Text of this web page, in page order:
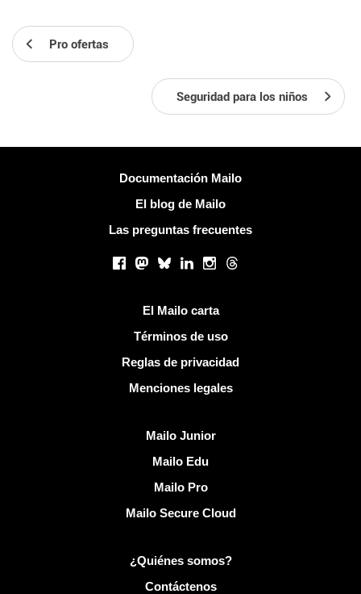
Pro ofertas
Seguridad para los niños
Documentación Mailo
El blog de Mailo
Las preguntas frecuentes
Facebook
Mastodon
BlueskyLinkedInInstagram
Threads
El Mailo carta
Términos de uso
Reglas de privacidad
Menciones legales
Mailo Junior
Mailo Edu
Mailo Pro
Mailo Secure Cloud
Más información sobre Mailo¿Quiénes somos?
Contáctenos